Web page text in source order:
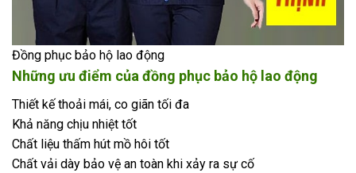
Đồng phục bảo hộ lao động
Những ưu điểm của đồng phục bảo hộ lao động
Thiết kế thoải mái, co giãn tối đa
Khả năng chịu nhiệt tốt
Chất liệu thấm hút mồ hôi tốt
Chất vải dày bảo vệ an toàn khi xảy ra sự cố